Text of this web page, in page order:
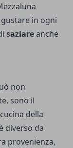
in ogni
saziareanche
non
sono il
della
diverso da
provenienza,